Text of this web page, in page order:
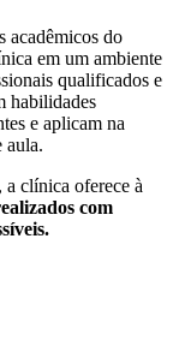
acadêmicos do
em um ambiente
qualificados e
habilidades
e aplicam na
aula.
clínica oferece à
com